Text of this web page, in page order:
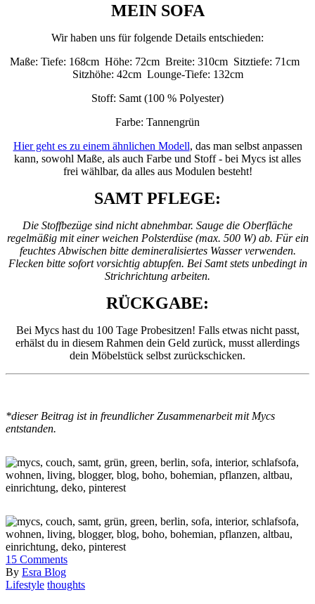
MEIN SOFA
Wir haben uns für folgende Details entschieden:
Maße: Tiefe: 168cm Höhe: 72cm Breite: 310cm Sitztiefe: 71cm
Sitzhöhe: 42cm Lounge-Tiefe: 132cm
Stoff: Samt (100 % Polyester)
Farbe: Tannengrün
Hier geht es zu einem ähnlichen Modell, das man selbst anpassen
kann, sowohl Maße, als auch Farbe und Stoff - bei Mycs ist alles
frei wählbar, da alles aus Modulen besteht!
SAMT PFLEGE:
Die Stoffbezüge sind nicht abnehmbar. Sauge die Oberfläche
regelmäßig mit einer weichen Polsterdüse (max. 500 W) ab. Für ein
feuchtes Abwischen bitte demineralisiertes Wasser verwenden.
Flecken bitte sofort vorsichtig abtupfen. Bei Samt stets unbedingt in
Strichrichtung arbeiten.
RÜCKGABE:
Bei Mycs hast du 100 Tage Probesitzen! Falls etwas nicht passt,
erhälst du in diesem Rahmen dein Geld zurück, musst allerdings
dein Möbelstück selbst zurückschicken.
*dieser Beitrag ist in freundlicher Zusammenarbeit mit Mycs
entstanden.
15 Comments
By Esra Blog
Lifestyle thoughts